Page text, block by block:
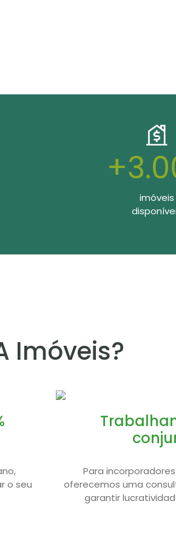
imóveis
Imóveis?
o seu
Para
oferecemos uma
garantir